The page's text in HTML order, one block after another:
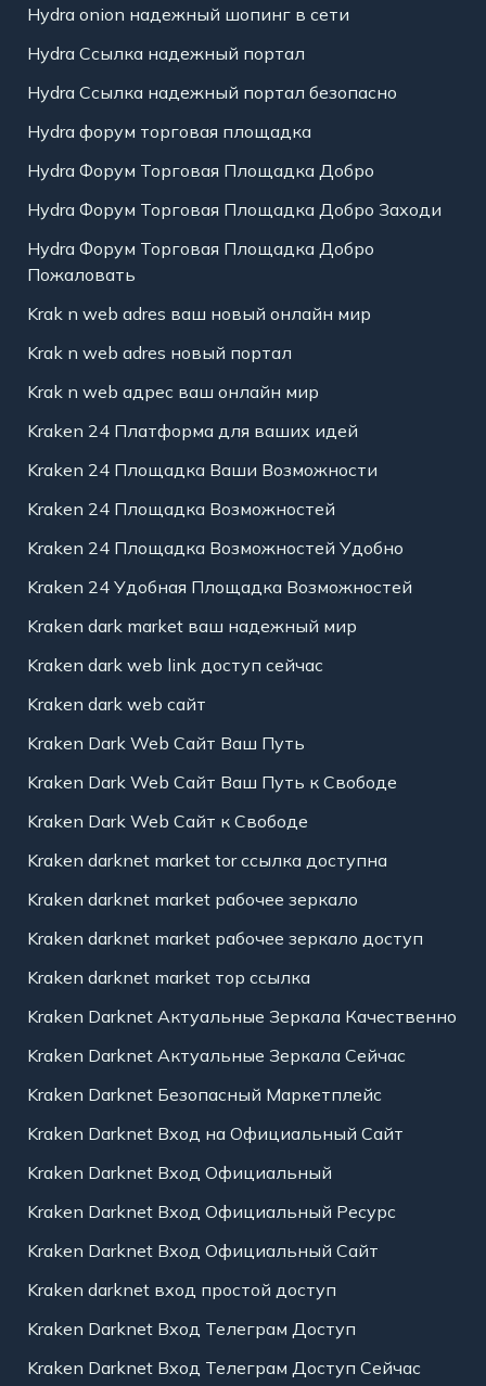
Hydra onion надежный шопинг в сети
Hydra Ссылка надежный портал
Hydra Ссылка надежный портал безопасно
Hydra форум торговая площадка
Hydra Форум Торговая Площадка Добро
Hydra Форум Торговая Площадка Добро Заходи
Hydra Форум Торговая Площадка Добро
Пожаловать
Krak n web adres ваш новый онлайн мир
Krak n web adres новый портал
Krak n web адрес ваш онлайн мир
Kraken 24 Платформа для ваших идей
Kraken 24 Площадка Ваши Возможности
Kraken 24 Площадка Возможностей
Kraken 24 Площадка Возможностей Удобно
Kraken 24 Удобная Площадка Возможностей
Kraken dark market ваш надежный мир
Kraken dark web link доступ сейчас
Kraken dark web сайт
Kraken Dark Web Сайт Ваш Путь
Kraken Dark Web Сайт Ваш Путь к Свободе
Kraken Dark Web Сайт к Свободе
Kraken darknet market tor ссылка доступна
Kraken darknet market рабочее зеркало
Kraken darknet market рабочее зеркало доступ
Kraken darknet market тор ссылка
Kraken Darknet Актуальные Зеркала Качественно
Kraken Darknet Актуальные Зеркала Сейчас
Kraken Darknet Безопасный Маркетплейс
Kraken Darknet Вход на Официальный Сайт
Kraken Darknet Вход Официальный
Kraken Darknet Вход Официальный Ресурс
Kraken Darknet Вход Официальный Сайт
Kraken darknet вход простой доступ
Kraken Darknet Вход Телеграм Доступ
Kraken Darknet Вход Телеграм Доступ Сейчас